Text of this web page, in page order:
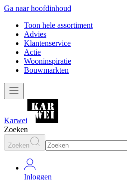
Ga naar hoofdinhoud
Toon hele assortiment
Advies
Klantenservice
Actie
Wooninspiratie
Bouwmarkten
Karwei
Zoeken
Zoeken
Inloggen